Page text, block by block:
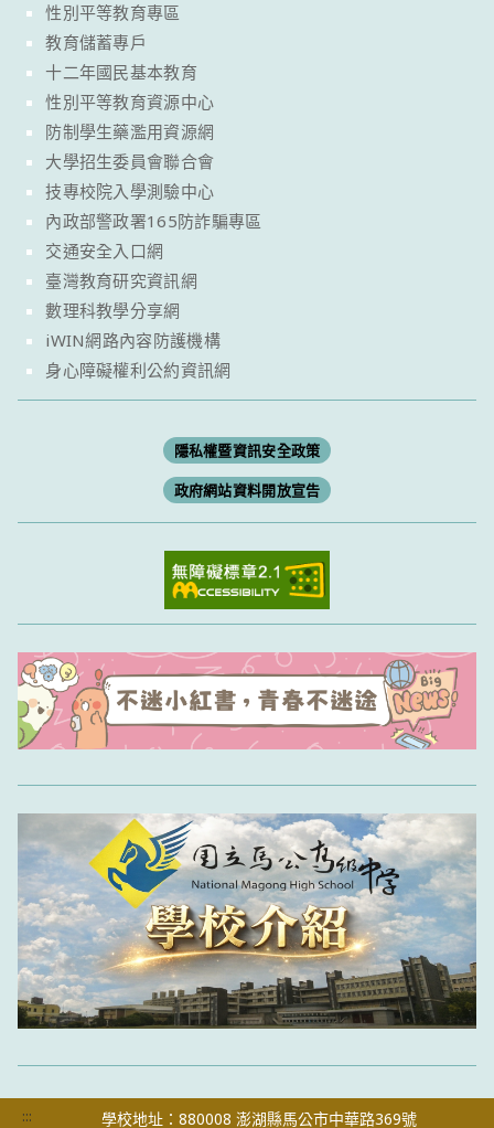
性別平等教育專區
教育儲蓄專戶
十二年國民基本教育
性別平等教育資源中心
防制學生藥濫用資源網
大學招生委員會聯合會
技專校院入學測驗中心
內政部警政署165防詐騙專區
交通安全入口網
臺灣教育研究資訊網
數理科教學分享網
iWIN網路內容防護機構
身心障礙權利公約資訊網
隱私權暨資訊安全政策
政府網站資料開放宣告
:::
學校地址：880008 澎湖縣馬公市中華路369號